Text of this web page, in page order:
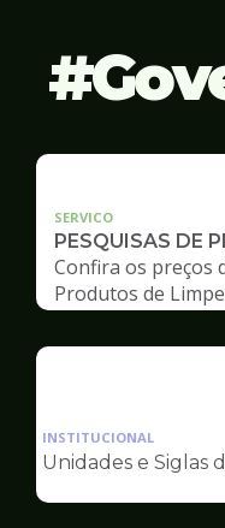
SERVICO
PESQUISAS DE
Confira os preços
Produtos de
INSTITUCIONAL
Unidades e Siglas